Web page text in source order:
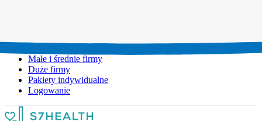
Małe i średnie firmy
Duże firmy
Pakiety indywidualne
Logowanie